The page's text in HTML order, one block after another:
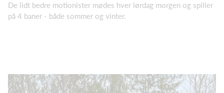
De lidt bedre motionister mødes hver lørdag morgen og spiller
på 4 baner - både sommer og vinter.